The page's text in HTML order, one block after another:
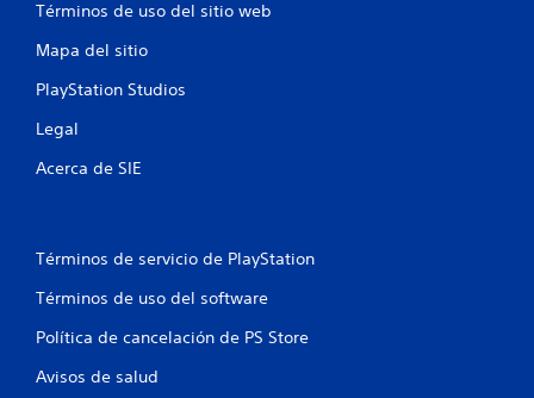
Términos de uso del sitio web
Mapa del sitio
PlayStation Studios
Legal
Acerca de SIE
Términos de servicio de PlayStation
Términos de uso del software
Política de cancelación de PS Store
Avisos de salud